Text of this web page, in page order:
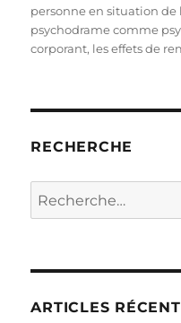
personne en situation
psychodrame comme
corporant, les effets de
RECHERCHE
Recherche
pour :
ARTICLES